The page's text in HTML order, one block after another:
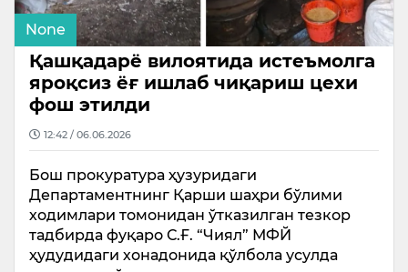
None
Қашқадарё вилоятида истеъмолга
яроқсиз ёғ ишлаб чиқариш цехи
фош этилди
12:42 / 06.06.2026
Бош прокуратура ҳузуридаги
Департаментнинг Қарши шаҳри бўлими
ходимлари томонидан ўтказилган тезкор
тадбирда фуқаро С.Ғ. “Чиял” МФЙ
ҳудудидаги хонадонида қўлбола усулда